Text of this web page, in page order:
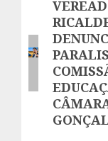
Previous
post: